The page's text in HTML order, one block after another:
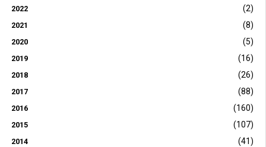
2022 (2)
2021 (8)
2020 (5)
2019 (16)
2018 (26)
2017 (88)
2016 (160)
2015 (107)
2014 (41)